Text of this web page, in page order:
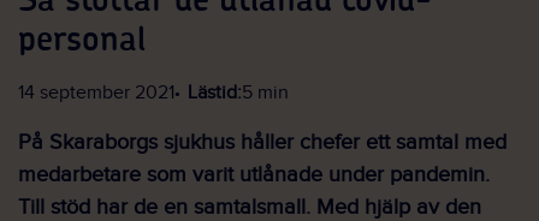
personal
14 september 2021 Lästid:5 min
På Skaraborgs sjukhus håller chefer ett samtal med
medarbetare som varit utlånade under pandemin.
Till stöd har de en samtalsmall. Med hjälp av den